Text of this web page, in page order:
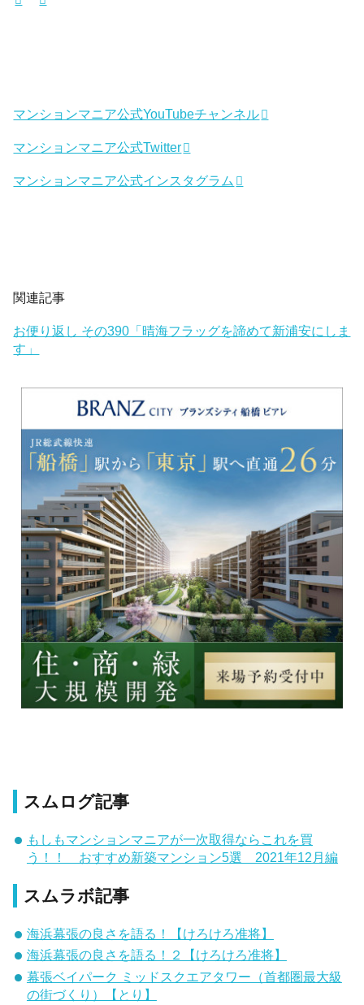
マンションマニア公式YouTubeチャンネル
マンションマニア公式Twitter
マンションマニア公式インスタグラム
関連記事
お便り返し その390「晴海フラッグを諦めて新浦安にしま
す」
スムログ記事
もしもマンションマニアが一次取得ならこれを買
う！！ おすすめ新築マンション5選 2021年12月編
スムラボ記事
海浜幕張の良さを語る！【けろけろ准将】
海浜幕張の良さを語る！２【けろけろ准将】
幕張ベイパーク ミッドスクエアタワー（首都圏最大級
の街づくり）【とり】